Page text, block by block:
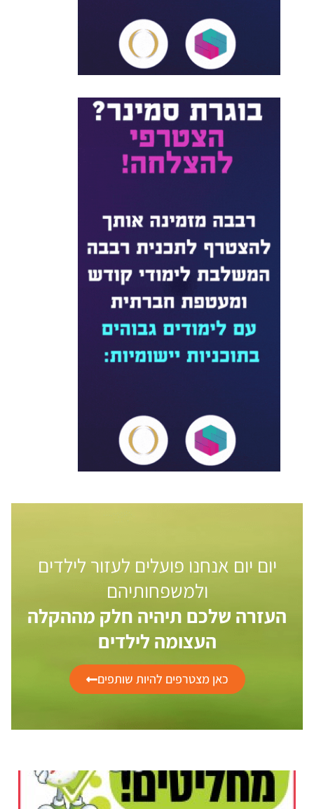
יום יום אנחנו פועלים לעזור לילדים
ולמשפחותיהם
העזרה שלכם תיהיה חלק מההקלה
העצומה לילדים
כאן מצטרפים להיות שותפים